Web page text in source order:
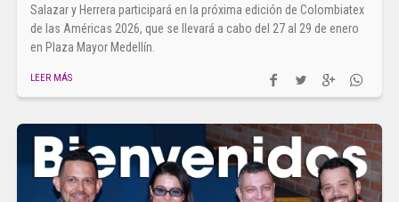
Salazar y Herrera participará en la próxima edición de Colombiatex
de las Américas 2026, que se llevará a cabo del 27 al 29 de enero
en Plaza Mayor Medellín.
LEER MÁS